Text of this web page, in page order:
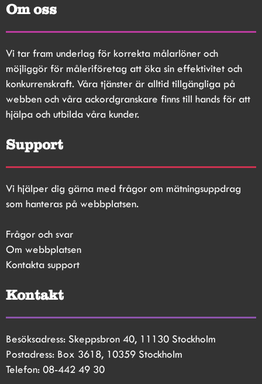
Om oss
Vi tar fram underlag för korrekta målarlöner och
möjliggör för måleriföretag att öka sin effektivitet och
konkurrenskraft. Våra tjänster är alltid tillgängliga på
webben och våra ackordgranskare finns till hands för att
hjälpa och utbilda våra kunder.
Support
Vi hjälper dig gärna med frågor om mätningsuppdrag
som hanteras på webbplatsen.
Frågor och svar
Om webbplatsen
Kontakta support
Kontakt
Besöksadress: Skeppsbron 40, 11130 Stockholm
Postadress: Box 3618, 10359 Stockholm
Telefon: 08-442 49 30